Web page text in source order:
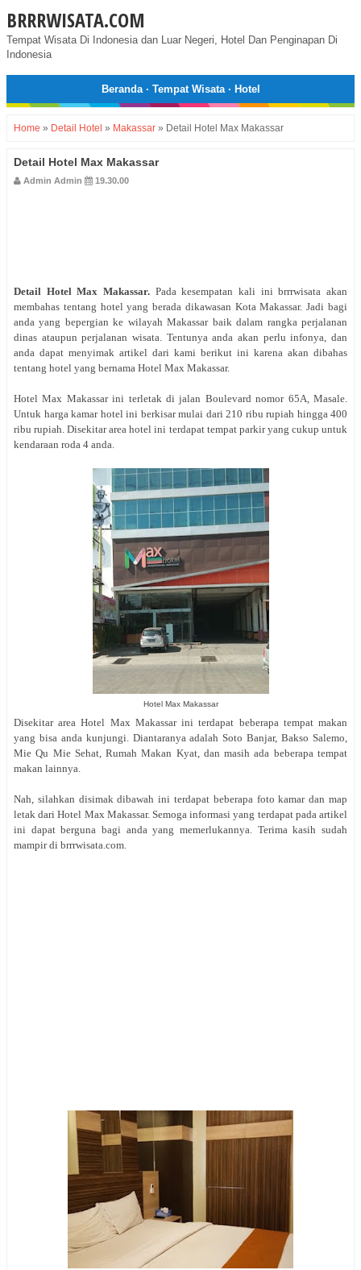
BRRRWISATA.COM
Tempat Wisata Di Indonesia dan Luar Negeri, Hotel Dan Penginapan Di
Indonesia
Beranda· Tempat Wisata· Hotel
Home » Detail Hotel » Makassar » Detail Hotel Max Makassar
Detail Hotel Max Makassar
Admin Admin 19.30.00
Detail HotelMax Makassar. Pada kesempatan kali ini brrrwisata akan
membahas tentang hotel yang berada dikawasan Kota Makassar. Jadi bagi
anda yang bepergian ke wilayah Makassar baik dalam rangka perjalanan
dinas ataupun perjalanan wisata. Tentunya anda akan perlu infonya, dan
anda dapat menyimak artikel dari kami berikut ini karena akan dibahas
tentang hotel yang bernama Hotel Max Makassar.
Hotel Max Makassar ini terletak di jalan Boulevard nomor 65A, Masale.
Untuk harga kamar hotel ini berkisar mulai dari 210 ribu rupiah hingga 400
ribu rupiah. Disekitar area hotel ini terdapat tempat parkir yang cukup untuk
kendaraan roda 4 anda.
Hotel Max Makassar
Disekitar area Hotel Max Makassar ini terdapat beberapa tempat makan
yang bisa anda kunjungi. Diantaranya adalah Soto Banjar, Bakso Salemo,
Mie Qu Mie Sehat, Rumah Makan Kyat, dan masih ada beberapa tempat
makan lainnya.
Nah, silahkan disimak dibawah ini terdapat beberapa foto kamar dan map
letak dari Hotel Max Makassar. Semoga informasi yang terdapat pada artikel
ini dapat berguna bagi anda yang memerlukannya. Terima kasih sudah
mampir di brrrwisata.com.